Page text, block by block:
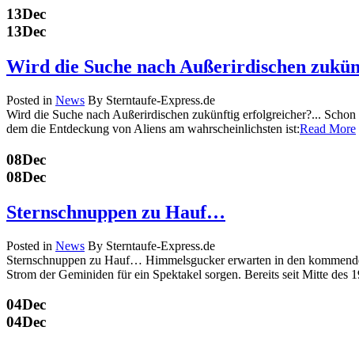
13Dec
13Dec
Wird die Suche nach Außerirdischen
Posted in News By Sterntaufe-Express.de
Wird die Suche nach Außerirdischen zukünftig erfolgreicher?...
dem die Entdeckung von Aliens am wahrscheinlichsten ist:Read More
08Dec
08Dec
Sternschnuppen zu Hauf…
Posted in News By Sterntaufe-Express.de
Sternschnuppen zu Hauf… Himmelsgucker erwarten in den
Strom der Geminiden für ein Spektakel sorgen. Bereits seit Mitte des
04Dec
04Dec